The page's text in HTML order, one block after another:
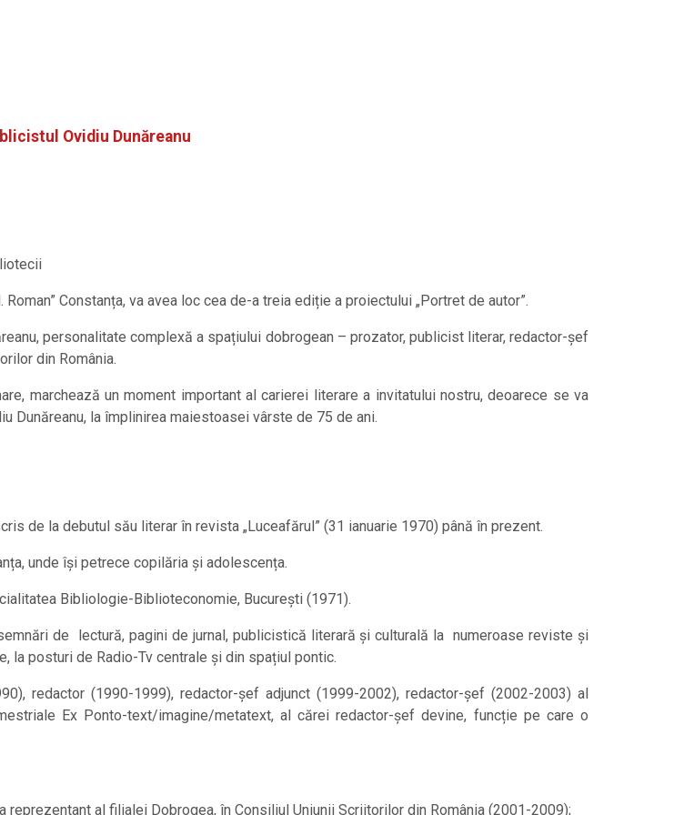
Ovidiu Dunăreanu
Constanța, va avea loc cea de-a treia ediție a proiectului „Portret de autor”.
personalitate complexă a spațiului dobrogean – prozator, publicist literar, redactor-șef
din România.
marchează un moment important al carierei literare a invitatului nostru, deoarece se va
Dunăreanu, la împlinirea maiestoasei vârste de 75 de ani.
de la debutul său literar în revista „Luceafărul” (31 ianuarie 1970) până în prezent.
unde își petrece copilăria și adolescența.
Bibliologie-Biblioteconomie, București (1971).
de lectură, pagini de jurnal, publicistică literară și culturală la numeroase reviste și
la posturi de Radio-Tv centrale și din spațiul pontic.
redactor (1990-1999), redactor-șef adjunct (1999-2002), redactor-șef (2002-2003) al
Ex Ponto-text/imagine/metatext, al cărei redactor-șef devine, funcție pe care o
al filialei Dobrogea, în Consiliul Uniunii Scriitorilor din România (2001-2009);